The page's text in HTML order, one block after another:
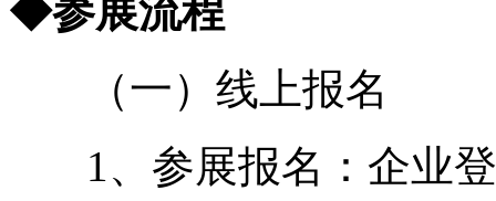
◆参展流程
（一）线上报名
1、参展报名：企业登